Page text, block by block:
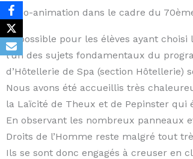
Expo-animation dans le cadre du
Impossible pour les élèves ayant
l’un des sujets fondamentaux du
d’Hôtellerie de Spa (section
Nous avons été accueillis très
la Laïcité de Theux et de Pepinster qui
En observant les nombreux panneaux
Droits de l’Homme reste malgré tout
Ils se sont donc engagés à creuser en